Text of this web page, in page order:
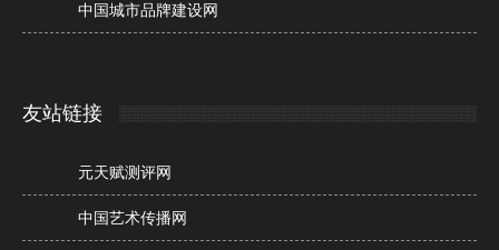
中国城市品牌建设网
友站链接
元天赋测评网
中国艺术传播网